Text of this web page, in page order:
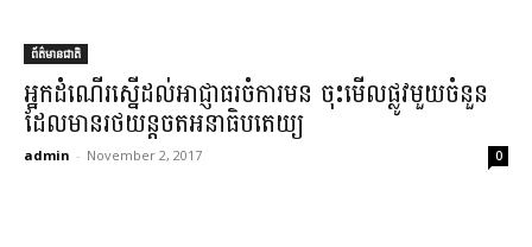
ព័ត៌មានជាតិ
អ្នកដំណើរ​ស្នើ​ដល់​អាជ្ញាធរ​ចំការមន ចុះ​មើលផ្លូវ​មួយចំនួន
ដែលមាន​រថយន្ត​ចត​អនាធិបតេយ្យ​
admin - November 2, 2017 0